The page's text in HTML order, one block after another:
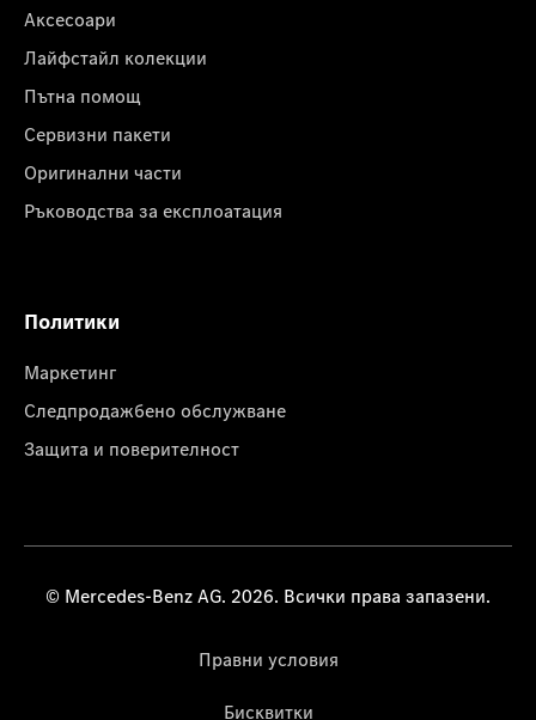
Аксесоари
Лайфстайл колекции
Пътна помощ
Сервизни пакети
Оригинални части
Ръководства за експлоатация
Политики
Маркетинг
Следпродажбено обслужване
Защита и поверителност
© Mercedes-Benz AG. 2026. Всички права запазени.
Правни условия
Бисквитки